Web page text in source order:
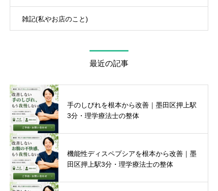
雑記(私やお店のこと)
最近の記事
手のしびれを根本から改善｜墨田区押上駅
3分・理学療法士の整体
機能性ディスペプシアを根本から改善｜墨
田区押上駅3分・理学療法士の整体